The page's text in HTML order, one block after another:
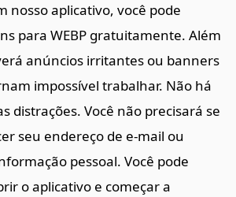
nosso aplicativo, você pode
para WEBP gratuitamente. Além
anúncios irritantes ou banners
impossível trabalhar. Não há
distrações. Você não precisará se
seu endereço de e-mail ou
pessoal. Você pode
o aplicativo e começar a